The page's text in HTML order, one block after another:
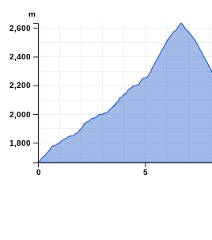
0 5
1,800
2,000
2,200
2,400
2,600
m